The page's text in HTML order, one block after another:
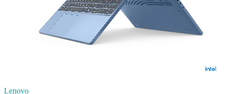
Lenovo